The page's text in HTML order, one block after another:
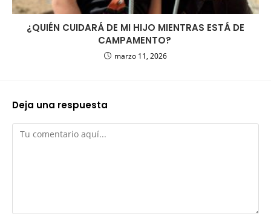
¿QUIÉN CUIDARÁ DE MI HIJO MIENTRAS ESTÁ DE
CAMPAMENTO?
marzo 11, 2026
Deja una respuesta